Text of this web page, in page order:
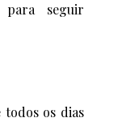
para seguir
todos os dias